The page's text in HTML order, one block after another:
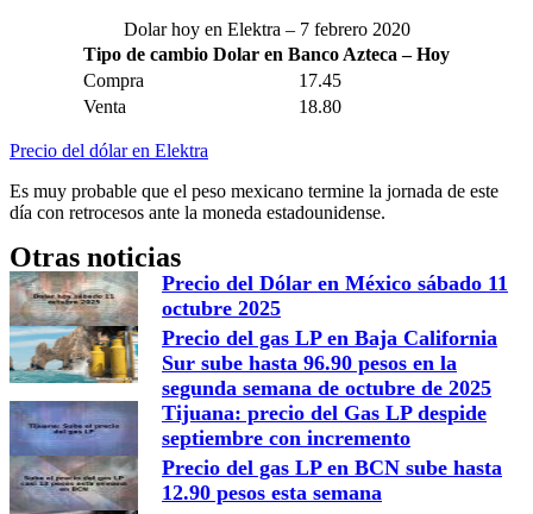
Dolar hoy en Elektra – 7 febrero 2020
Tipo de cambio Dolar en Banco Azteca – Hoy
Compra
17.45
Venta
18.80
Precio del dólar en Elektra
Es muy probable que el peso mexicano termine la jornada de este
día con retrocesos ante la moneda estadounidense.
Otras noticias
Precio del Dólar en México sábado 11
octubre 2025
Precio del gas LP en Baja California
Sur sube hasta 96.90 pesos en la
segunda semana de octubre de 2025
Tijuana: precio del Gas LP despide
septiembre con incremento
Precio del gas LP en BCN sube hasta
12.90 pesos esta semana